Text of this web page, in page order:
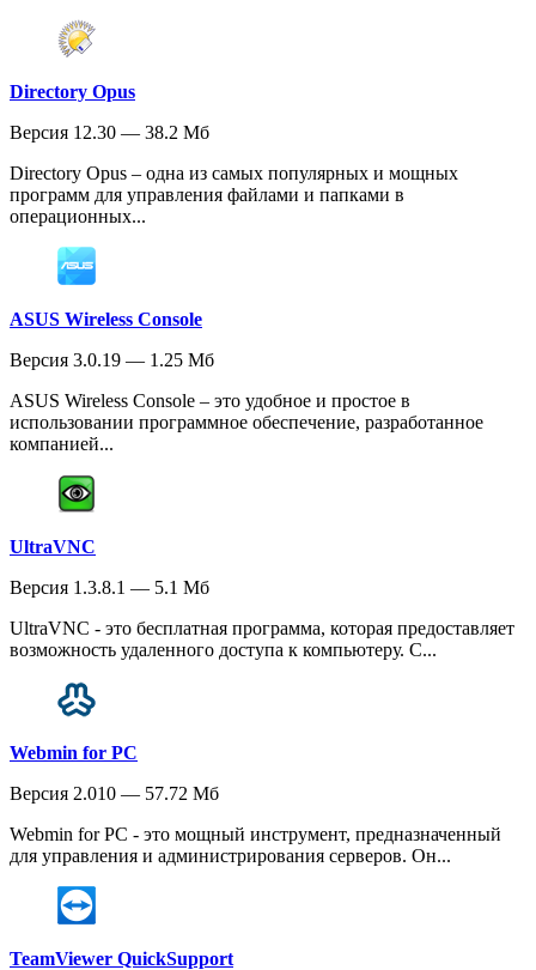
Directory Opus
Версия 12.30 — 38.2 Мб
Directory Opus – одна из самых популярных и мощных
программ для управления файлами и папками в
операционных...
ASUS Wireless Console
Версия 3.0.19 — 1.25 Мб
ASUS Wireless Console – это удобное и простое в
использовании программное обеспечение, разработанное
компанией...
UltraVNC
Версия 1.3.8.1 — 5.1 Мб
UltraVNC - это бесплатная программа, которая предоставляет
возможность удаленного доступа к компьютеру. С...
Webmin for PC
Версия 2.010 — 57.72 Мб
Webmin for PC - это мощный инструмент, предназначенный
для управления и администрирования серверов. Он...
TeamViewer QuickSupport